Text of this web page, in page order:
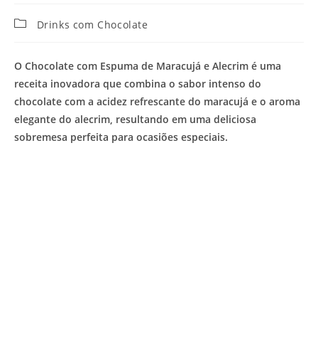
CategoriaDrinks com Chocolate
O Chocolate com Espuma de Maracujá e Alecrim é uma
receita inovadora que combina o sabor intenso do
chocolate com a acidez refrescante do maracujá e o aroma
elegante do alecrim, resultando em uma deliciosa
sobremesa perfeita para ocasiões especiais.